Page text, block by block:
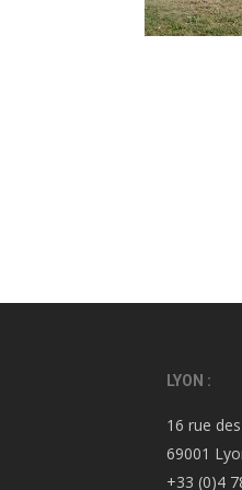
LYON :
16 rue
69001
+33 (0)4